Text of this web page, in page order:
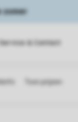
zomer
Service & Contact